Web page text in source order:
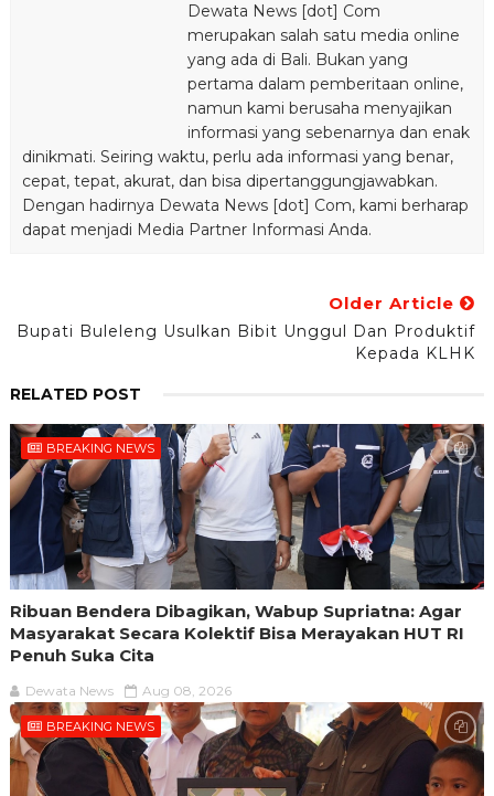
Dewata News [dot] Com
merupakan salah satu media online
yang ada di Bali. Bukan yang
pertama dalam pemberitaan online,
namun kami berusaha menyajikan
informasi yang sebenarnya dan enak
dinikmati. Seiring waktu, perlu ada informasi yang benar,
cepat, tepat, akurat, dan bisa dipertanggungjawabkan.
Dengan hadirnya Dewata News [dot] Com, kami berharap
dapat menjadi Media Partner Informasi Anda.
Older Article
Bupati Buleleng Usulkan Bibit Unggul Dan Produktif
Kepada KLHK
RELATED POST
BREAKING NEWS
Ribuan Bendera Dibagikan, Wabup Supriatna: Agar
Masyarakat Secara Kolektif Bisa Merayakan HUT RI
Penuh Suka Cita
Dewata News Aug 08, 2026
BREAKING NEWS